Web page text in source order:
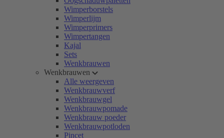
Wimperborstels
Wimperlijm
Wimperprimers
Wimpertangen
Kajal
Sets
Wenkbrauwen
Wenkbrauwen
Alle weergeven
Wenkbrauwverf
Wenkbrauwgel
Wenkbrauwpomade
Wenkbrauw poeder
Wenkbrauwpotloden
Pincet